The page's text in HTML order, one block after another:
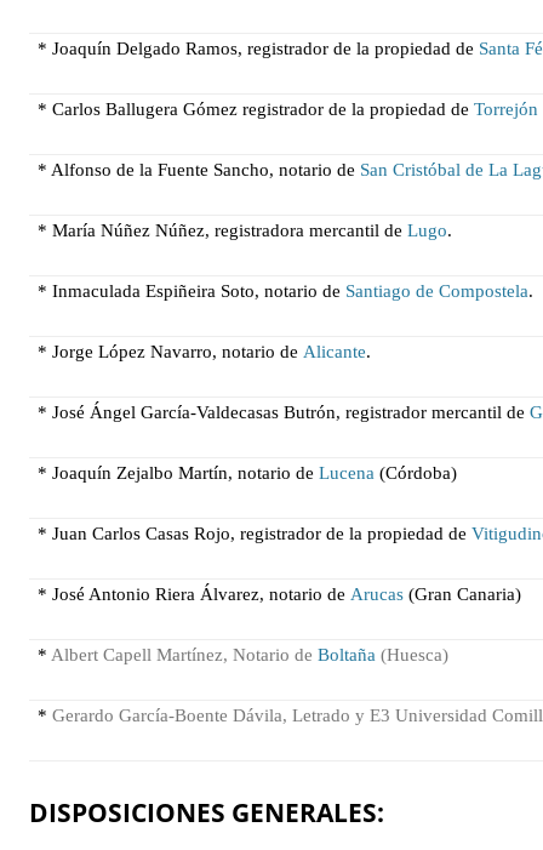
* Joaquín Delgado Ramos, registrador de la propiedad de Santa Fé
* Carlos Ballugera Gómez registrador de la propiedad de Torrejón
* Alfonso de la Fuente Sancho, notario de San Cristóbal de La
* María Núñez Núñez, registradora mercantil de Lugo.
* Inmaculada Espiñeira Soto, notario de Santiago de Compostela.
* Jorge López Navarro, notario de Alicante.
* José Ángel García-Valdecasas Butrón, registrador mercantil de
* Joaquín Zejalbo Martín, notario de Lucena (Córdoba)
* Juan Carlos Casas Rojo, registrador de la propiedad de
* José Antonio Riera Álvarez, notario de Arucas (Gran Canaria)
*Albert Capell Martínez, Notario deBoltaña (Huesca)
*Gerardo García-Boente Dávila, Letrado y E3 Universidad
DISPOSICIONES GENERALES: